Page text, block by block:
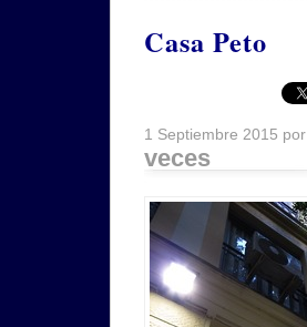
Casa Peto
1 Septiembre 2015 por
veces